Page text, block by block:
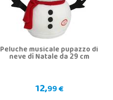
Peluche musicale pupazzo di
neve di Natale da 29 cm
12,99 €